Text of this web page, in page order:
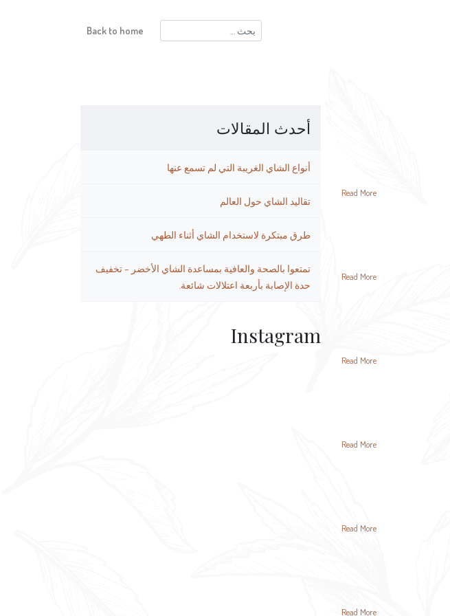
البحث
عن:
Back to home
Read More
Read More
Read More
Read More
Read More
Read More
أحدث المقالات
أنواع الشاي الغريبة التي لم تسمع عنها
تقاليد الشاي حول العالم
طرق مبتكرة لاستخدام الشاي أثناء الطهي
تمتعوا بالصحة والعافية بمساعدة الشاي الأخضر – تخفيف
حدة الإصابة بأربعة اعتلالات شائعة.
Instagram